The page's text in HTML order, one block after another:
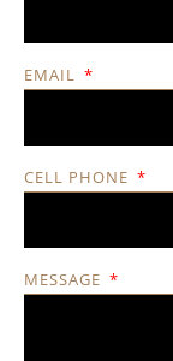
EMAIL
CELL PHONE
MESSAGE